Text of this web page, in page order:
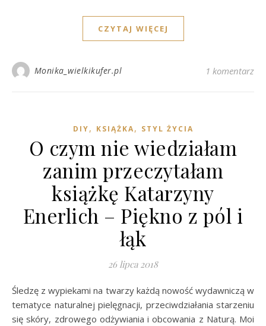
CZYTAJ WIĘCEJ
Monika_wielkikufer.pl 1 komentarz
DIY, KSIĄŻKA, STYL ŻYCIA
O czym nie wiedziałam
zanim przeczytałam
książkę Katarzyny
Enerlich – Piękno z pól i
łąk
26 lipca 2018
Śledzę z wypiekami na twarzy każdą nowość wydawniczą w
tematyce naturalnej pielęgnacji, przeciwdziałania starzeniu
się skóry, zdrowego odżywiania i obcowania z Naturą. Moi